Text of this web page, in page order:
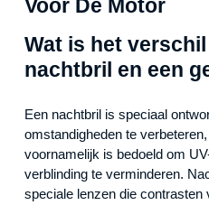
Voor De Motor
Wat is het
nachtbril en een
Een nachtbril is speciaal
omstandigheden te
voornamelijk is bedoeld om
verblinding te verminderen.
speciale lenzen die contrasten